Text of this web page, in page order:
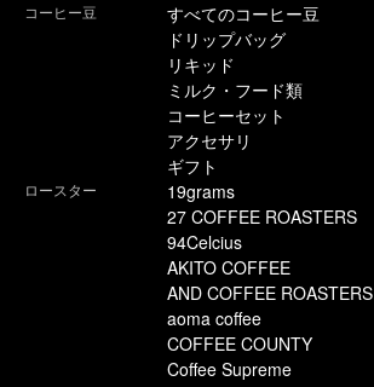
コーヒー豆
すべてのコーヒー豆
ドリップバッグ
リキッド
ミルク・フード類
コーヒーセット
アクセサリ
ギフト
ロースター
19grams
27 COFFEE ROASTERS
94Celcius
AKITO COFFEE
AND COFFEE ROASTERS
aoma coffee
COFFEE COUNTY
Coffee Supreme